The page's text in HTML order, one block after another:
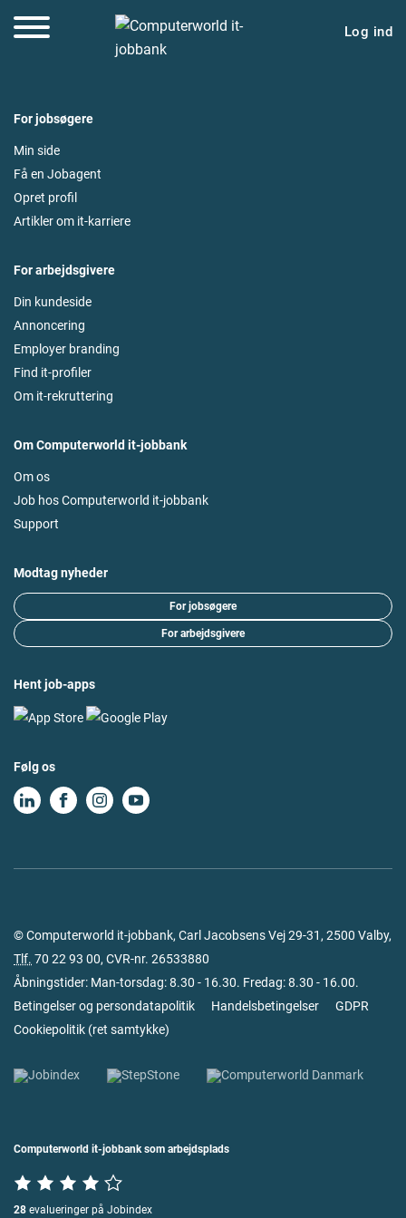
Log ind
For jobsøgere
Min side
Få en Jobagent
Opret profil
Artikler om it-karriere
For arbejdsgivere
Din kundeside
Annoncering
Employer branding
Find it-profiler
Om it-rekruttering
Om Computerworld it-jobbank
Om os
Job hos Computerworld it-jobbank
Support
Modtag nyheder
For jobsøgere
For arbejdsgivere
Hent job-apps
Følg os
© Computerworld it-jobbank, Carl Jacobsens Vej 29-31, 2500 Valby,
Tlf. 70 22 93 00, CVR-nr. 26533880
Åbningstider: Man-torsdag: 8.30 - 16.30. Fredag: 8.30 - 16.00.
Betingelser og persondatapolitik
Handelsbetingelser
GDPR
Cookiepolitik (ret samtykke)
Computerworld it-jobbank som arbejdsplads
28 evalueringer på Jobindex